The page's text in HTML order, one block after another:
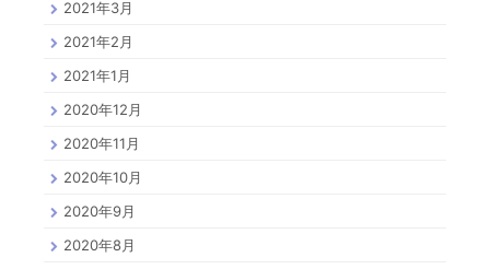
2021年3月
2021年2月
2021年1月
2020年12月
2020年11月
2020年10月
2020年9月
2020年8月